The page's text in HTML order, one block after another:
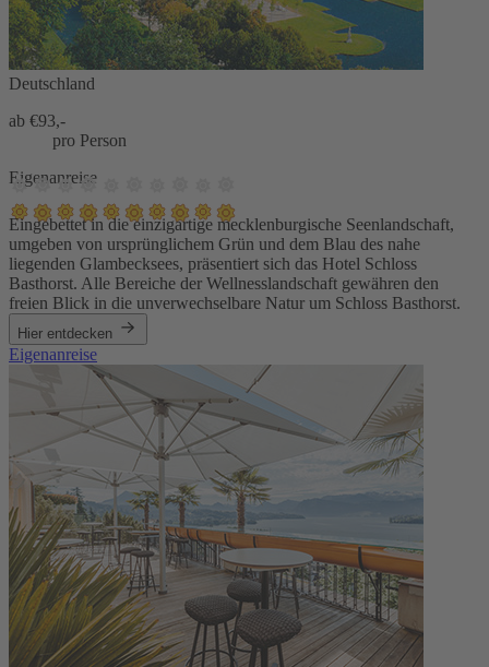
Deutschland
ab €93,-
pro Person
Eigenanreise
Eingebettet in die einzigartige mecklenburgische Seenlandschaft,
umgeben von ursprünglichem Grün und dem Blau des nahe
liegenden Glambecksees, präsentiert sich das Hotel Schloss
Basthorst. Alle Bereiche der Wellnesslandschaft gewähren den
freien Blick in die unverwechselbare Natur um Schloss Basthorst.
Hier entdecken
Eigenanreise